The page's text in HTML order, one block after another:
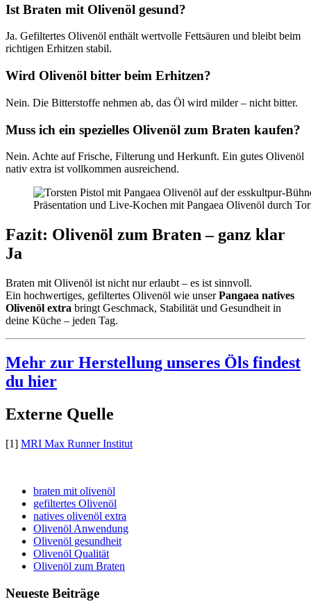
Ist Braten mit Olivenöl gesund?
Ja. Gefiltertes Olivenöl enthält wertvolle Fettsäuren und bleibt beim
richtigen Erhitzen stabil.
Wird Olivenöl bitter beim Erhitzen?
Nein. Die Bitterstoffe nehmen ab, das Öl wird milder – nicht bitter.
Muss ich ein spezielles Olivenöl zum Braten kaufen?
Nein. Achte auf Frische, Filterung und Herkunft. Ein gutes Olivenöl
nativ extra ist vollkommen ausreichend.
Präsentation und Live-Kochen mit Pangaea Olivenöl durch
Fazit: Olivenöl zum Braten – ganz klar
Ja
Braten mit Olivenöl ist nicht nur erlaubt – es ist sinnvoll.
Ein hochwertiges, gefiltertes Olivenöl wie unserPangaea natives
Olivenöl extra bringt Geschmack, Stabilität und Gesundheit in
deine Küche – jeden Tag.
Mehr zur Herstellung unseres Öls findest
du hier
Externe Quelle
[1] MRI Max Runner Institut
braten mit olivenöl
gefiltertes Olivenöl
natives olivenöl extra
Olivenöl Anwendung
Olivenöl gesundheit
Olivenöl Qualität
Olivenöl zum Braten
Neueste Beiträge